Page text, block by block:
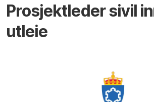
Prosjektleder sivil
utleie